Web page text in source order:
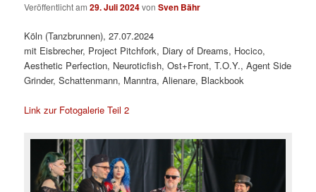
Veröffentlicht am29. Juli 2024vonSven Bähr
Köln (Tanzbrunnen), 27.07.2024
mit Eisbrecher, Project Pitchfork, Diary of Dreams, Hocico,
Aesthetic Perfection, Neuroticfish, Ost+Front, T.O.Y., Agent Side
Grinder, Schattenmann, Manntra, Alienare, Blackbook
Link zur Fotogalerie Teil 2